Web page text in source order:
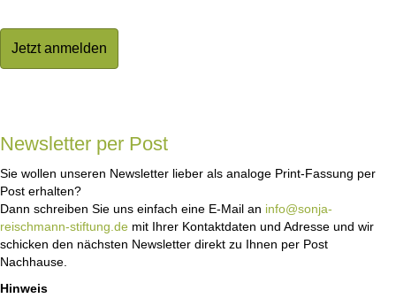
Newsletter per Post
Sie wollen unseren Newsletter lieber als analoge Print-Fassung per
Post erhalten?
Dann schreiben Sie uns einfach eine E-Mail an info@sonja-
reischmann-stiftung.de mit Ihrer Kontaktdaten und Adresse und wir
schicken den nächsten Newsletter direkt zu Ihnen per Post
Nachhause.
Hinweis